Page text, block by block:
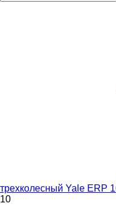
трехколесный Yale ERP
10